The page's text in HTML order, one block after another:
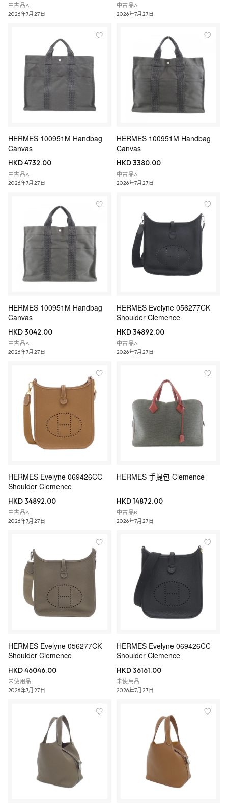
中古品A
2026年7月27日
中古品A
2026年7月27日
HERMES 100951M Handbag
Canvas
HKD 4732.00
中古品A
2026年7月27日
HERMES 100951M Handbag
Canvas
HKD 3380.00
中古品A
2026年7月27日
HERMES 100951M Handbag
Canvas
HKD 3042.00
中古品A
2026年7月27日
HERMES Evelyne 056277CK
Shoulder Clemence
HKD 34892.00
中古品A
2026年7月27日
HERMES Evelyne 069426CC
Shoulder Clemence
HKD 34892.00
中古品A
2026年7月27日
HERMES 手提包 Clemence
HKD 14872.00
中古品B
2026年7月27日
HERMES Evelyne 056277CK
Shoulder Clemence
HKD 46046.00
未使用品
2026年7月27日
HERMES Evelyne 069426CC
Shoulder Clemence
HKD 36161.00
未使用品
2026年7月27日